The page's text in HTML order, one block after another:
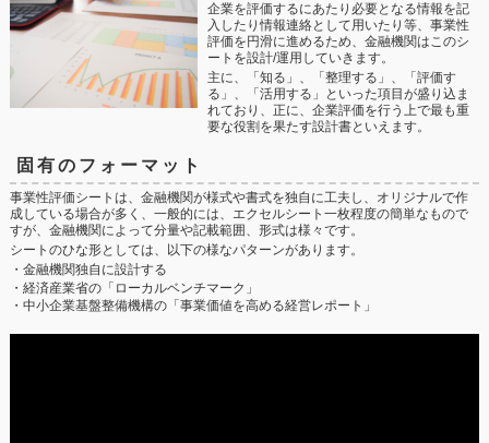
企業を評価するにあたり必要となる情報を記
入したり情報連絡として用いたり等、事業性
評価を円滑に進めるため、金融機関はこのシ
ートを設計/運用していきます。
主に、「知る」、「整理する」、「評価す
る」、「活用する」といった項目が盛り込ま
れており、正に、企業評価を行う上で最も重
要な役割を果たす設計書といえます。
固有のフォーマット
事業性評価シートは、金融機関が様式や書式を独自に工夫し、オリジナルで作
成している場合が多く、一般的には、エクセルシート一枚程度の簡単なもので
すが、金融機関によって分量や記載範囲、形式は様々です。
シートのひな形としては、以下の様なパターンがあります。
・金融機関独自に設計する
・経済産業省の「ローカルベンチマーク」
・中小企業基盤整備機構の「事業価値を高める経営レポート」